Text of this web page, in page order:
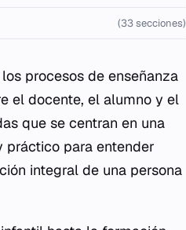
(33 secciones)
procesos de enseñanza
el docente, el alumno y el
que se centran en una
práctico para entender
integral de una persona